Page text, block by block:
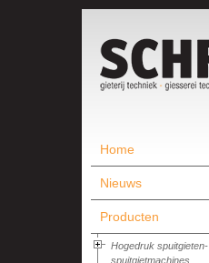
Home
Nieuws
Producten
Hogedruk spuitgieten-
spuitgietmachines